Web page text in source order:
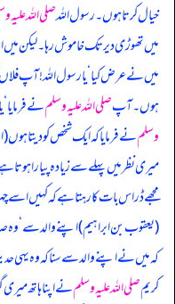
خیال کرتا ہوں۔ رسول اللہصلی اللہ علیہ
میں تھوڑی دیر تک خاموش رہا۔ لیکن میں
میں نے عرض کیا ‘ یا رسول اللہ! آپ
ہوں۔ آپصلی اللہ علیہ وسلمنے فرمایا
وسلمنے فرمایا کہ ایک شخص کو دیتا ہوں
میری نظر میں پہلے سے زیادہ پیارا
مجھے ڈر اس بات کا رہتا ہے کہ کہیں
(یعقوب بن ابراہیم) اپنے والد سے ‘ وہ
کہ میں نے اپنے والد سے سنا کہ وہ یہی
کریمصلی اللہ علیہ وسلمنے اپنا ہاتھ